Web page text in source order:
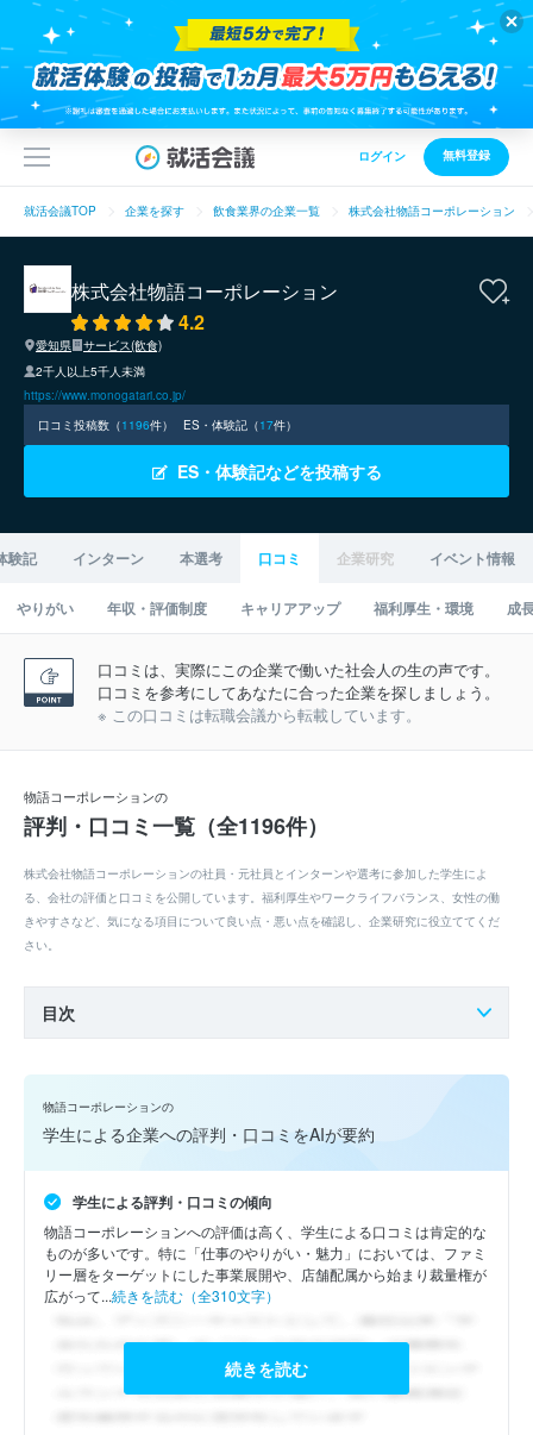
ログイン 無料登録
就活会議TOP 企業を探す 飲食業界の企業一覧 株式会社物語コーポレーション
株式会社物語コーポレーション
4.2
愛知県
サービス(飲食)
2千人以上5千人未満
https://www.monogatari.co.jp/
口コミ投稿数（1196件） ES・体験記（17件）
ES・体験記などを投稿する
験記 インターン 本選考 口コミ 企業研究 イベント情報
やりがい 年収・評価制度 キャリアアップ 福利厚生・環境 成
口コミは、実際にこの企業で働いた社会人の生の声です。
口コミを参考にしてあなたに合った企業を探しましょう。
※ この口コミは転職会議から転載しています。
物語コーポレーションの
評判・口コミ一覧（全1196件）
株式会社物語コーポレーションの社員・元社員とインターンや選考に参加した学生によ
る、会社の評価と口コミを公開しています。福利厚生やワークライフバランス、女性の働
きやすさなど、気になる項目について良い点・悪い点を確認し、企業研究に役立ててくだ
さい。
目次
物語コーポレーションの
学生による企業への評判・口コミをAIが要約
学生による評判・口コミの傾向
物語コーポレーションへの評価は高く、学生による口コミは肯定的な
ものが多いです。特に「仕事のやりがい・魅力」においては、ファミ
リー層をターゲットにした事業展開や、店舗配属から始まり裁量権が
広がって...続きを読む（全310文字）
続きを読む